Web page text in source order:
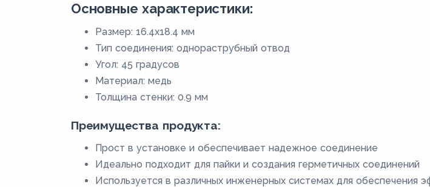
Основные характеристики:
Размер: 16.4х18.4 мм
Тип соединения: однораструбный отвод
Угол: 45 градусов
Материал: медь
Толщина стенки: 0.9 мм
Преимущества продукта:
Прост в установке и обеспечивает надежное соединение
Идеально подходит для пайки и создания герметичных соединений
Используется в различных инженерных системах для обеспечения